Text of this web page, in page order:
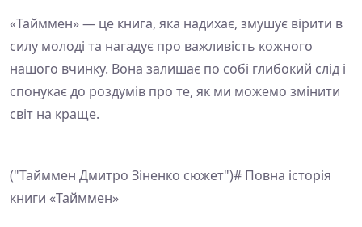
«Тайммен» — це книга, яка надихає, змушує вірити в
силу молоді та нагадує про важливість кожного
нашого вчинку. Вона залишає по собі глибокий слід і
спонукає до роздумів про те, як ми можемо змінити
світ на краще.
("Тайммен Дмитро Зіненко сюжет")# Повна історія
книги «Тайммен»